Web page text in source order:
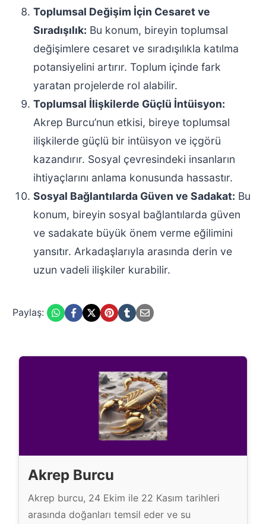
Toplumsal Değişim İçin Cesaret ve
Sıradışılık: Bu konum, bireyin toplumsal
değişimlere cesaret ve sıradışılıkla katılma
potansiyelini artırır. Toplum içinde fark
yaratan projelerde rol alabilir.
Toplumsal İlişkilerde Güçlü İntüisyon:
Akrep Burcu’nun etkisi, bireye toplumsal
ilişkilerde güçlü bir intüisyon ve içgörü
kazandırır. Sosyal çevresindeki insanların
ihtiyaçlarını anlama konusunda hassastır.
Sosyal Bağlantılarda Güven ve Sadakat: Bu
konum, bireyin sosyal bağlantılarda güven
ve sadakate büyük önem verme eğilimini
yansıtır. Arkadaşlarıyla arasında derin ve
uzun vadeli ilişkiler kurabilir.
Paylaş:
Akrep Burcu
Akrep burcu, 24 Ekim ile 22 Kasım tarihleri
arasında doğanları temsil eder ve su